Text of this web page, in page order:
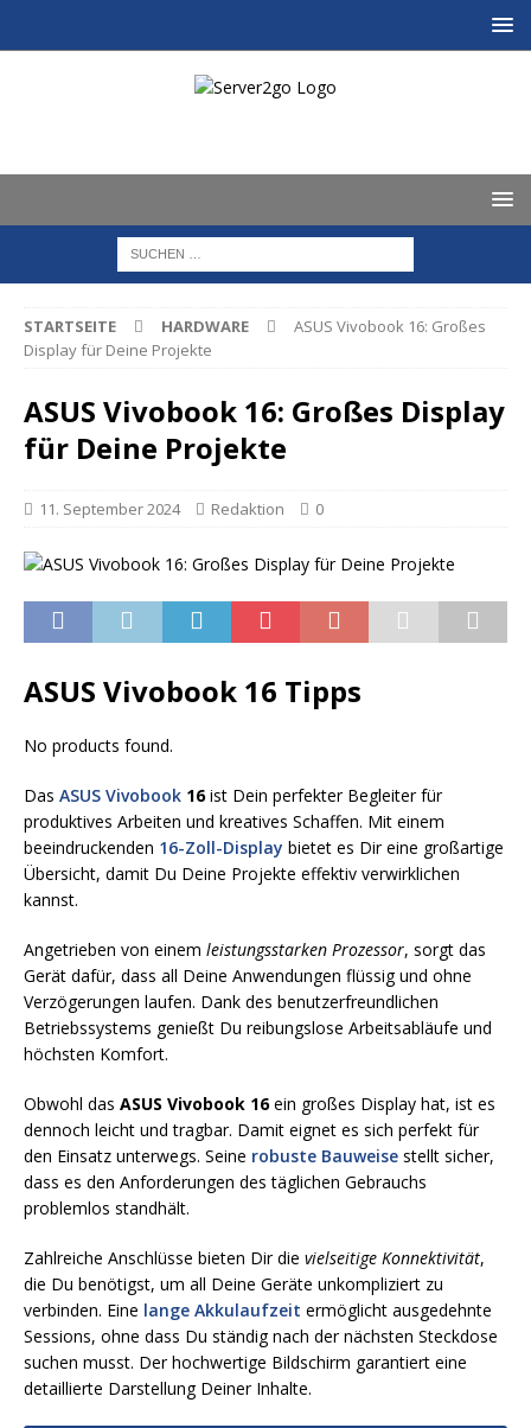
STARTSEITE HARDWARE
ASUS Vivobook 16: Großes
Display für Deine Projekte
ASUS Vivobook 16: Großes Display
für Deine Projekte
11. September 2024 Redaktion 0
ASUS Vivobook 16 Tipps
No products found.
Das ASUS Vivobook 16ist Dein perfekter Begleiter für
produktives Arbeiten und kreatives Schaffen. Mit einem
beeindruckenden 16-Zoll-Display bietet es Dir eine großartige
Übersicht, damit Du Deine Projekte effektiv verwirklichen
kannst.
Angetrieben von einem leistungsstarken Prozessor, sorgt das
Gerät dafür, dass all Deine Anwendungen flüssig und ohne
Verzögerungen laufen. Dank des benutzerfreundlichen
Betriebssystems genießt Du reibungslose Arbeitsabläufe und
höchsten Komfort.
Obwohl das ASUS Vivobook 16ein großes Display hat, ist es
dennoch leicht und tragbar. Damit eignet es sich perfekt für
den Einsatz unterwegs. Seine robuste Bauweise stellt sicher,
dass es den Anforderungen des täglichen Gebrauchs
problemlos standhält.
Zahlreiche Anschlüsse bieten Dir die vielseitige Konnektivität,
die Du benötigst, um all Deine Geräte unkompliziert zu
verbinden. Eine lange Akkulaufzeit ermöglicht ausgedehnte
Sessions, ohne dass Du ständig nach der nächsten Steckdose
suchen musst. Der hochwertige Bildschirm garantiert eine
detaillierte Darstellung Deiner Inhalte.